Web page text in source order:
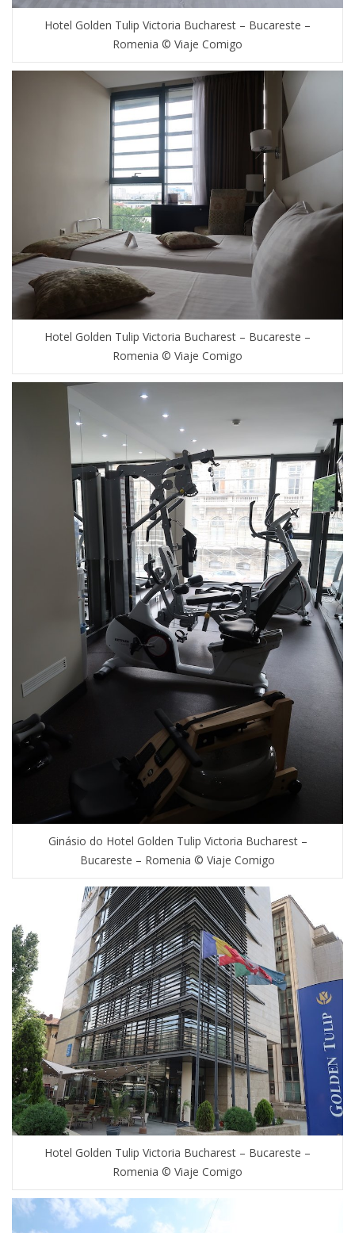
Hotel Golden Tulip Victoria Bucharest – Bucareste –
Romenia © Viaje Comigo
Hotel Golden Tulip Victoria Bucharest – Bucareste –
Romenia © Viaje Comigo
Ginásio do Hotel Golden Tulip Victoria Bucharest –
Bucareste – Romenia © Viaje Comigo
Hotel Golden Tulip Victoria Bucharest – Bucareste –
Romenia © Viaje Comigo